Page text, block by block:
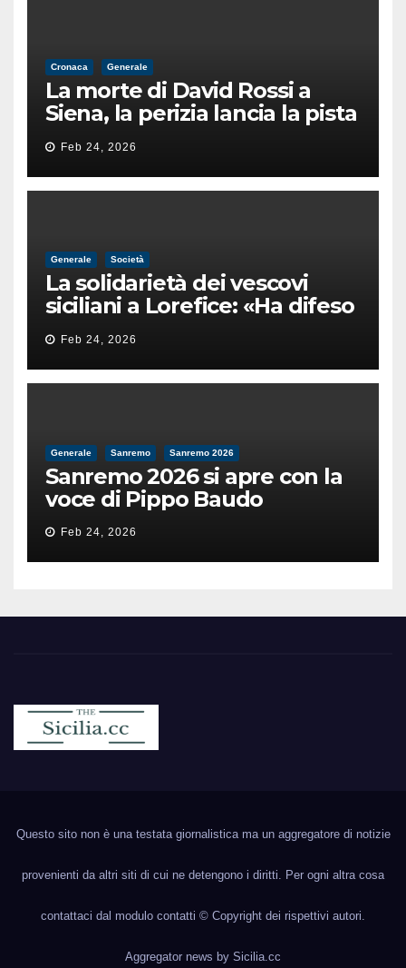
Cronaca Generale
La morte di David Rossi a
Siena, la perizia lancia la pista
di un’intimidazione finita
male
Feb 24, 2026
Generale Società
La solidarietà dei vescovi
siciliani a Lorefice: «Ha difeso
il valore e la dignità
dell’umanità»
Feb 24, 2026
Generale Sanremo Sanremo 2026
Sanremo 2026 si apre con la
voce di Pippo Baudo
Feb 24, 2026
Questo sito non è una testata giornalistica ma un aggregatore di notizie
provenienti da altri siti di cui ne detengono i diritti. Per ogni altra cosa
contattaci dal modulo contatti © Copyright dei rispettivi autori.
Aggregator news by Sicilia.cc